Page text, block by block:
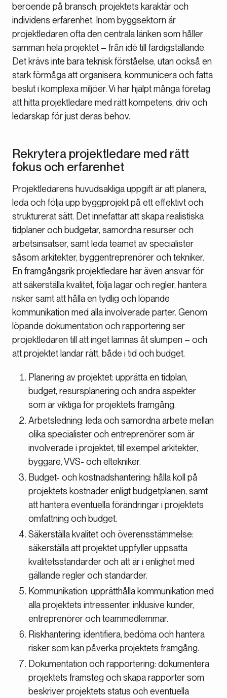
beroende på bransch, projektets karaktär och
individens erfarenhet. Inom byggsektorn är
projektledaren ofta den centrala länken som håller
samman hela projektet – från idé till färdigställande.
Det krävs inte bara teknisk förståelse, utan också en
stark förmåga att organisera, kommunicera och fatta
beslut i komplexa miljöer. Vi har hjälpt många företag
att hitta projektledare med rätt kompetens, driv och
ledarskap för just deras behov.
Rekrytera projektledare med rätt
fokus och erfarenhet
Projektledarens huvudsakliga uppgift är att planera,
leda och följa upp byggprojekt på ett effektivt och
strukturerat sätt. Det innefattar att skapa realistiska
tidplaner och budgetar, samordna resurser och
arbetsinsatser, samt leda teamet av specialister
såsom arkitekter, byggentreprenörer och tekniker.
En framgångsrik projektledare har även ansvar för
att säkerställa kvalitet, följa lagar och regler, hantera
risker samt att hålla en tydlig och löpande
kommunikation med alla involverade parter. Genom
löpande dokumentation och rapportering ser
projektledaren till att inget lämnas åt slumpen – och
att projektet landar rätt, både i tid och budget.
Planering av projektet: upprätta en tidplan,
budget, resursplanering och andra aspekter
som är viktiga för projektets framgång.
Arbetsledning: leda och samordna arbete mellan
olika specialister och entreprenörer som är
involverade i projektet, till exempel arkitekter,
byggare, VVS- och eltekniker.
Budget- och kostnadshantering: hålla koll på
projektets kostnader enligt budgetplanen, samt
att hantera eventuella förändringar i projektets
omfattning och budget.
Säkerställa kvalitet och överensstämmelse:
säkerställa att projektet uppfyller uppsatta
kvalitetsstandarder och att är i enlighet med
gällande regler och standarder.
Kommunikation: upprätthålla kommunikation med
alla projektets intressenter, inklusive kunder,
entreprenörer och teammedlemmar.
Riskhantering: identifiera, bedöma och hantera
risker som kan påverka projektets framgång.
Dokumentation och rapportering: dokumentera
projektets framsteg och skapa rapporter som
beskriver projektets status och eventuella